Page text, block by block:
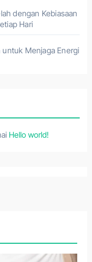
dengan Kebiasaan
Hari
Menjaga Energi
Hello world!